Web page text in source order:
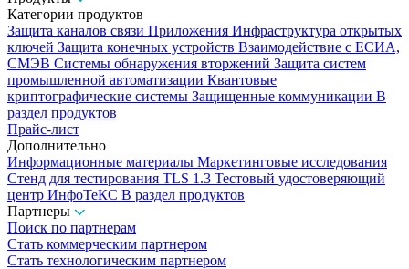
Категории продуктов
Защита каналов связи Приложения Инфраструктура открытых
ключей Защита конечных устройств Взаимодействие с ЕСИА,
СМЭВ Системы обнаружения вторжений Защита систем
промышленной автоматизации Квантовые
криптографические системы Защищенные коммуникации В
раздел продуктов
Прайс-лист
Дополнительно
Информационные материалы Маркетинговые исследования
Стенд для тестирования TLS 1.3 Тестовый удостоверяющий
центр ИнфоТеКС В раздел продуктов
Партнеры
Поиск по партнерам
Стать коммерческим партнером
Стать технологическим партнером